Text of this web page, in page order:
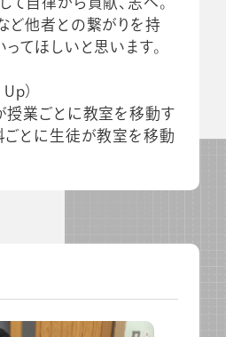
ど他者との繋がりを持
てほしいと思います。
）
業ごとに教室を移動す
ごとに生徒が教室を移動